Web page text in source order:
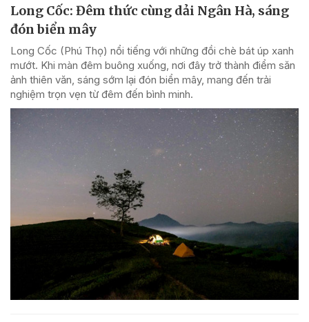
Long Cốc: Đêm thức cùng dải Ngân Hà, sáng
đón biển mây
Long Cốc (Phú Thọ) nổi tiếng với những đồi chè bát úp xanh
mướt. Khi màn đêm buông xuống, nơi đây trở thành điểm săn
ảnh thiên văn, sáng sớm lại đón biển mây, mang đến trải
nghiệm trọn vẹn từ đêm đến bình minh.